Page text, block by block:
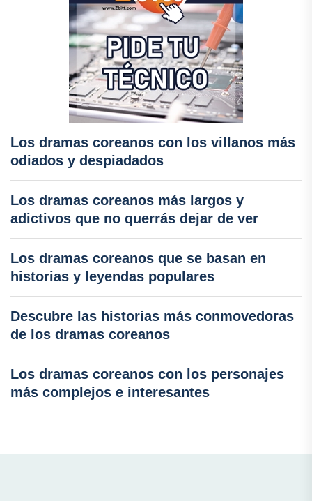
Los dramas coreanos con los villanos más
odiados y despiadados
Los dramas coreanos más largos y
adictivos que no querrás dejar de ver
Los dramas coreanos que se basan en
historias y leyendas populares
Descubre las historias más conmovedoras
de los dramas coreanos
Los dramas coreanos con los personajes
más complejos e interesantes